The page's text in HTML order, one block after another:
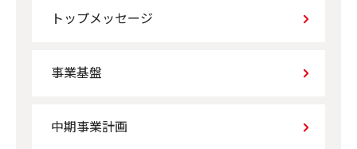
トップメッセージ
事業基盤
中期事業計画